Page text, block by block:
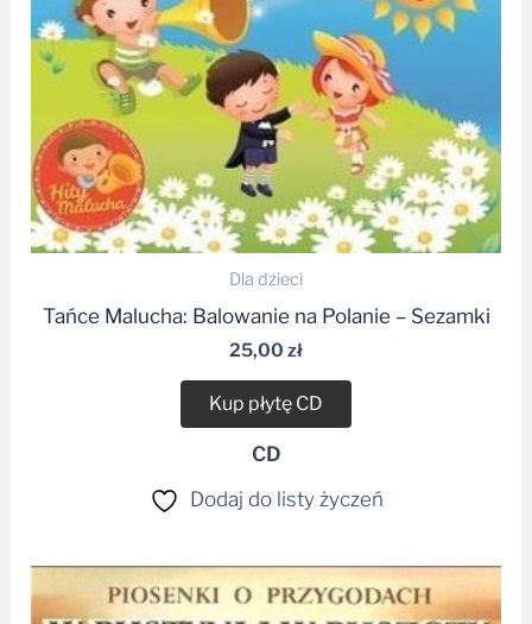
Dla dzieci
Tańce Malucha: Balowanie na Polanie – Sezamki
25,00 zł
Kup płytę CD
CD
Dodaj do listy życzeń